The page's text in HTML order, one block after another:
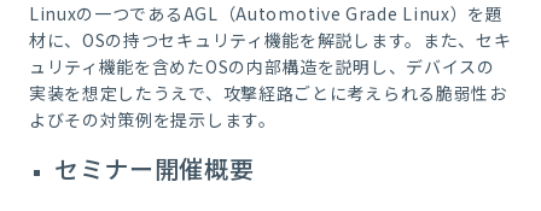
Linuxの一つであるAGL（Automotive Grade Linux）を題
材に、OSの持つセキュリティ機能を解説します。また、セキ
ュリティ機能を含めたOSの内部構造を説明し、デバイスの
実装を想定したうえで、攻撃経路ごとに考えられる脆弱性お
よびその対策例を提示します。
セミナー開催概要